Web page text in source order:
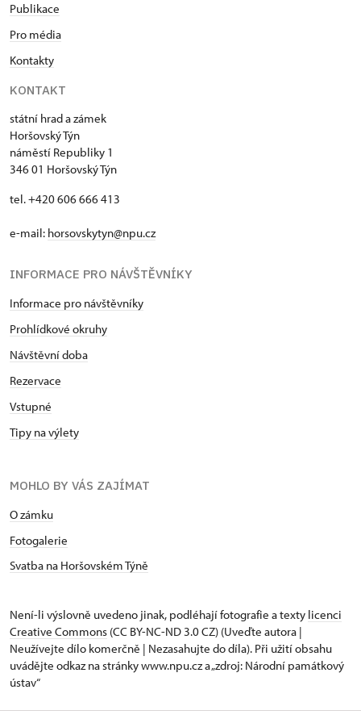
Publikace
Pro média
Kontakty
KONTAKT
státní hrad a zámek
Horšovský Týn
náměstí Republiky 1
346 01 Horšovský Týn
tel. +420 606 666 413
e-mail: horsovskytyn@npu.cz
INFORMACE PRO NÁVŠTĚVNÍKY
Informace pro návštěvníky
Prohlídkové okruhy
Návštěvní doba
Rezervace
Vstupné
Tipy na výlety
MOHLO BY VÁS ZAJÍMAT
O zámku
Fotogalerie
Svatba na Horšovském Týně
Není-li výslovně uvedeno jinak, podléhají fotografie a texty licenci
Creative Commons (CC BY-NC-ND 3.0 CZ) (Uveďte autora |
Neužívejte dílo komerčně | Nezasahujte do díla). Při užití obsahu
uvádějte odkaz na stránky www.npu.cz a „zdroj: Národní památkový
ústav“